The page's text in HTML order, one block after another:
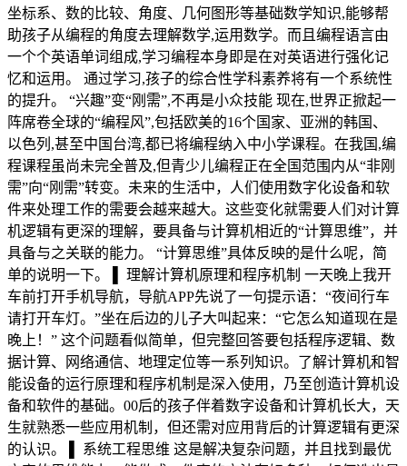
坐标系、数的比较、角度、几何图形等基础数学知识,能够帮
助孩子从编程的角度去理解数学,运用数学。而且编程语言由
一个个英语单词组成,学习编程本身即是在对英语进行强化记
忆和运用。 通过学习,孩子的综合性学科素养将有一个系统性
的提升。 “兴趣”变“刚需”,不再是小众技能 现在,世界正掀起一
阵席卷全球的“编程风”,包括欧美的16个国家、亚洲的韩国、
以色列,甚至中国台湾,都已将编程纳入中小学课程。在我国,编
程课程虽尚未完全普及,但青少儿编程正在全国范围内从“非刚
需”向“刚需”转变。未来的生活中，人们使用数字化设备和软
件来处理工作的需要会越来越大。这些变化就需要人们对计算
机逻辑有更深的理解，要具备与计算机相近的“计算思维”，并
具备与之关联的能力。 “计算思维”具体反映的是什么呢，简
单的说明一下。 ▌ 理解计算机原理和程序机制 一天晚上我开
车前打开手机导航，导航APP先说了一句提示语：“夜间行车
请打开车灯。”坐在后边的儿子大叫起来：“它怎么知道现在是
晚上！” 这个问题看似简单，但完整回答要包括程序逻辑、数
据计算、网络通信、地理定位等一系列知识。了解计算机和智
能设备的运行原理和程序机制是深入使用，乃至创造计算机设
备和软件的基础。00后的孩子伴着数字设备和计算机长大，天
生就熟悉一些应用机制，但还需对应用背后的计算逻辑有更深
的认识。 ▌ 系统工程思维 这是解决复杂问题，并且找到最优